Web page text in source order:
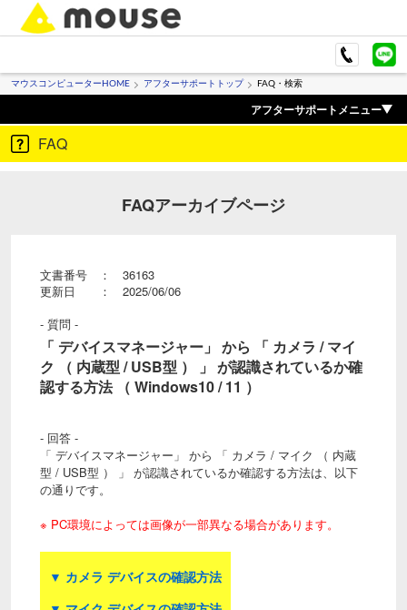
マウスコンピューターHOME アフターサポートトップ FAQ・検索
アフターサポートメニュー
FAQ
FAQアーカイブページ
文書番号 ： 36163
更新日 ： 2025/06/06
- 質問 -
「 デバイスマネージャー」 から 「 カメラ / マイ
ク （ 内蔵型 / USB型 ） 」 が認識されているか確
認する方法 （ Windows10 / 11 ）
- 回答 -
「 デバイスマネージャー」 から 「 カメラ / マイク （ 内蔵
型 / USB型 ） 」 が認識されているか確認する方法は、以下
の通りです。
※ PC環境によっては画像が一部異なる場合があります。
▼ カメラ デバイスの確認方法